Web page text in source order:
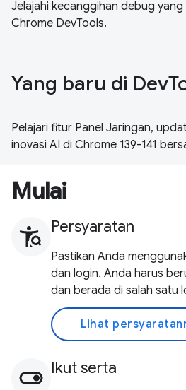
Jelajahi kecanggihan debug
Chrome DevTools.
Yang baru di
Pelajari fitur Panel Jaringan,
inovasi AI di Chrome 139-141
Mulai
Persyaratan
Pastikan Anda
dan login. Anda harus
dan berada di salah satu
Lihat
Ikut serta